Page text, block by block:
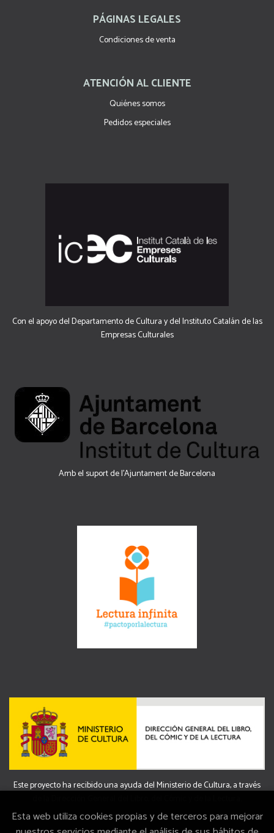
PÁGINAS LEGALES
Condiciones de venta
ATENCIÓN AL CLIENTE
Quiénes somos
Pedidos especiales
Con el apoyo del Departamento de Cultura y del Instituto Catalán de las
Empresas Culturales
Amb el suport de l’Ajuntament de Barcelona
Este proyecto ha recibido una ayuda del Ministerio de Cultura, a través
Esta web utiliza cookies propias y de terceros para mejorar